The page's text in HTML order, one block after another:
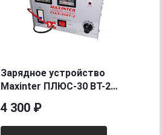
Зарядное устройство
Мaxinter ПЛЮС-30 BT-2
4 300 ₽